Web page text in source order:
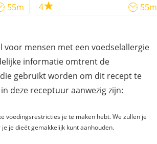
55m
4
55m
voor mensen met een voedselallergie
informatie omtrent de
gebruikt worden om dit recept te
deze receptuur aanwezig zijn:
voedingsrestricties je te maken hebt. We zullen je
je dieët gemakkelijk kunt aanhouden.